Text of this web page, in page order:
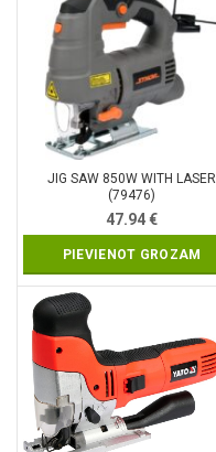
JIG SAW 850W WITH LASER
(79476)
47.94€
PIEVIENOT GROZAM